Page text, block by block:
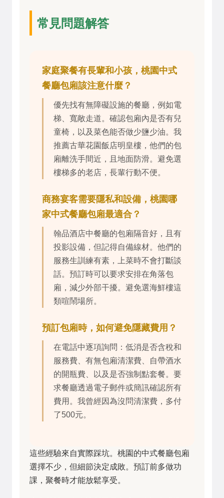
常見問題解答
家庭聚餐有長輩和小孩，桃園中式
餐廳包廂該注意什麼？
優先找有無障礙設施的餐廳，例如電
梯、寬敞走道。確認包廂內是否有兒
童椅，以及菜色能否做少鹽少油。我
推薦古華花園飯店明皇樓，他們的包
廂離洗手間近，且地面防滑。避免選
樓梯多的老店，長輩行動不便。
商務宴客需要隱私和設備，桃園哪
家中式餐廳包廂最適合？
翰品酒店中餐廳的包廂隔音好，且有
投影設備，但記得自備線材。他們的
服務生訓練有素，上菜時不會打斷談
話。預訂時可以要求安排在角落包
廂，減少外部干擾。避免選海鮮樓這
類喧鬧場所。
預訂包廂時，如何避免隱藏費用？
在電話中逐項詢問：低消是否含稅和
服務費、有無包廂清潔費、自帶酒水
的開瓶費、以及是否強制點套餐。要
求餐廳透過電子郵件或簡訊確認所有
費用。我曾經因為沒問清潔費，多付
了500元。
這些經驗來自實際踩坑。桃園的中式餐廳包廂
選擇不少，但細節決定成敗。預訂前多做功
課，聚餐時才能放鬆享受。